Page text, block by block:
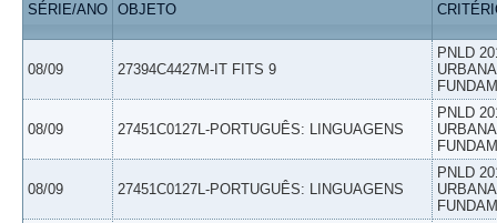
SÉRIE/ANO OBJETO
08/09 27394C4427M-IT FITS 9
PNLD
08/09 27451C0127L-PORTUGUÊS: LINGUAGENS
PNLD
08/09 27451C0127L-PORTUGUÊS: LINGUAGENS
PNLD